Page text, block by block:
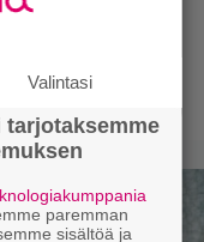
syyn
Valintasi
paremman
sisältöä ja